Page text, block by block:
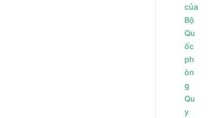
của
Bộ
Qu
ốc
ph
òn
g
Qu
y